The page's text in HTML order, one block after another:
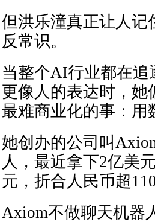
但洪乐潼真正让人记
反常识。
当整个AI行业都在
更像人的表达时，她
最难商业化的事：用
她创办的公司叫
人，最近拿下2亿美
元，折合人民币超110
Axiom不做聊天机器